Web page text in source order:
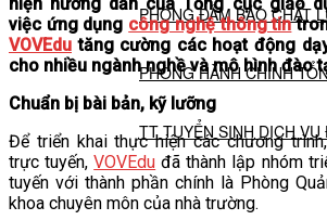
PHÒNG ĐẢM BẢO CHẤT
PHÒNG HÀNH CHÍNH
TT TUYỂN SINH DỊCH VỤ
NGHIÊN CỨU KHOA HỌC
việc ứng dụng công nghệ thông tin
VOVEdu tăng cường các hoạt động
cho nhiều ngành nghề và mô hình đào
Chuẩn bị bài bản, kỹ lưỡng
Để triển khai thực hiện các chương
trực tuyến,VOVEdu đã thành lập nhóm
tuyến với thành phần chính là Phòng
khoa chuyên môn của nhà trường.